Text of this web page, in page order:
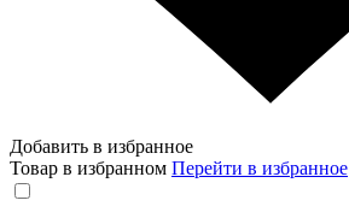
Добавить в избранное
Товар в избранном Перейти в избранное